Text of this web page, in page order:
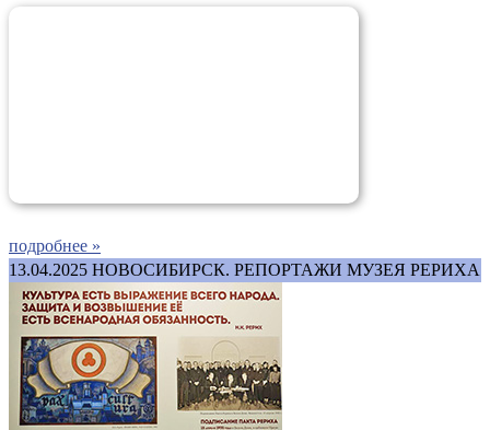
подробнее »
13.04.2025 НОВОСИБИРСК. РЕПОРТАЖИ МУЗЕЯ РЕРИХА